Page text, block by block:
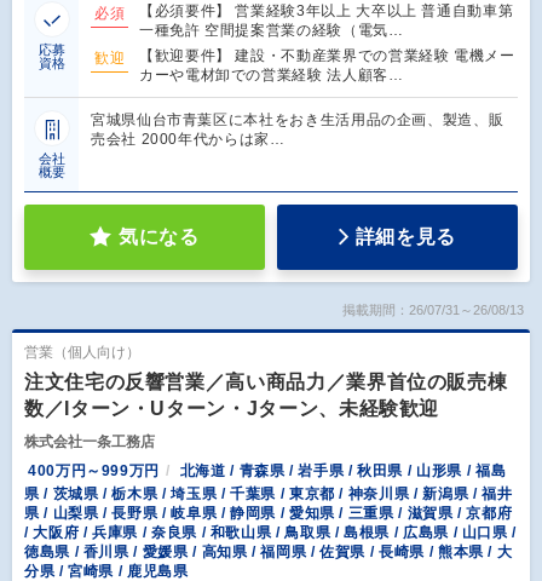
応募
資格
必須
【必須要件】 営業経験3年以上 大卒以上 普通自動車第
一種免許 空間提案営業の経験（電気…
歓迎
【歓迎要件】 建設・不動産業界での営業経験 電機メー
カーや電材卸での営業経験 法人顧客…
会社
概要
宮城県仙台市青葉区に本社をおき生活用品の企画、製造、販
売会社 2000年代からは家…
気になる 詳細を見る
掲載期間：26/07/31～26/08/13
営業（個人向け）
注文住宅の反響営業／高い商品力／業界首位の販売棟
数／Iターン・Uターン・Jターン、未経験歓迎
株式会社一条工務店
400万円～999万円
北海道 / 青森県 / 岩手県 / 秋田県 / 山形県 / 福島
県 / 茨城県 / 栃木県 / 埼玉県 / 千葉県 / 東京都 / 神奈川県 / 新潟県 / 福井
県 / 山梨県 / 長野県 / 岐阜県 / 静岡県 / 愛知県 / 三重県 / 滋賀県 / 京都府
/ 大阪府 / 兵庫県 / 奈良県 / 和歌山県 / 鳥取県 / 島根県 / 広島県 / 山口県 /
徳島県 / 香川県 / 愛媛県 / 高知県 / 福岡県 / 佐賀県 / 長崎県 / 熊本県 / 大
分県 / 宮崎県 / 鹿児島県